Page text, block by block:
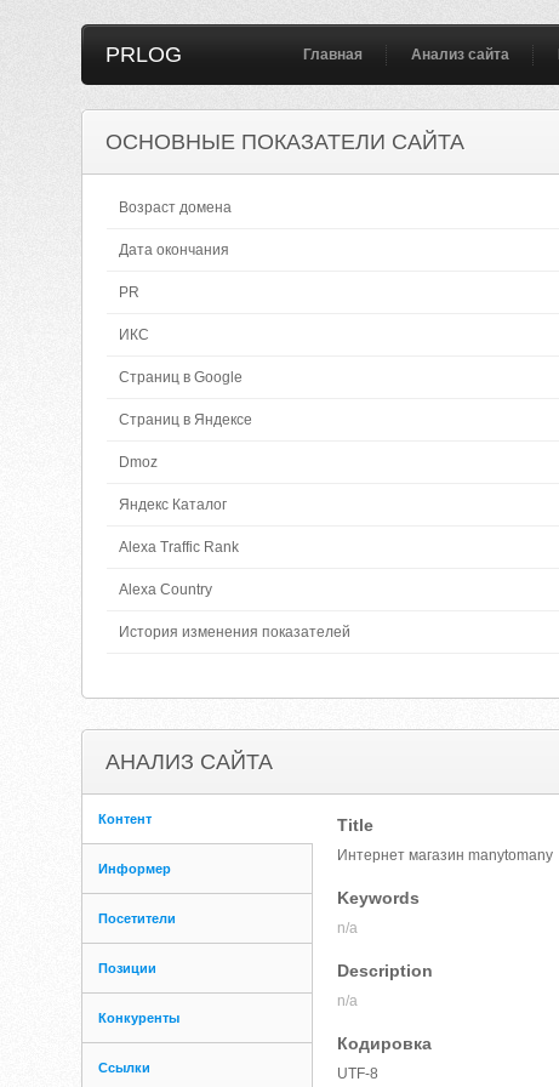
PRLOG Главная Анализ сайта
ОСНОВНЫЕ ПОКАЗАТЕЛИ САЙТА
Возраст домена
Дата окончания
PR
ИКС
Страниц в Google
Страниц в Яндексе
Dmoz
Яндекс Каталог
Alexa Traffic Rank
Alexa Country
История изменения показателей
АНАЛИЗ САЙТА
Контент
Информер
Посетители
Позиции
Конкуренты
Ссылки
Title
Интернет магазин manytomany
Keywords
n/a
Description
n/a
Кодировка
UTF-8